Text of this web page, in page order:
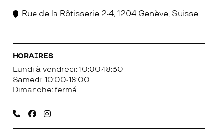
Rue de la Rôtisserie 2-4, 1204 Genève, Suisse
HORAIRES
Lundi à vendredi: 10:00-18:30
Samedi: 10:00-18:00
Dimanche: fermé